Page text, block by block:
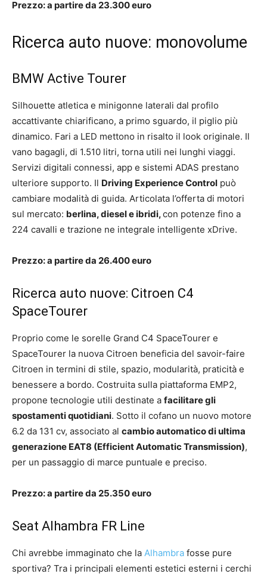
Prezzo: a partire da 23.300 euro
Ricerca auto nuove: monovolume
BMW Active Tourer
Silhouette atletica e minigonne laterali dal profilo
accattivante chiarificano, a primo sguardo, il piglio più
dinamico. Fari a LED mettono in risalto il look originale. Il
vano bagagli, di 1.510 litri, torna utili nei lunghi viaggi.
Servizi digitali connessi, app e sistemi ADAS prestano
ulteriore supporto. Il Driving Experience Control può
cambiare modalità di guida. Articolata l’offerta di motori
sul mercato: berlina, diesel e ibridi,con potenze fino a
224 cavalli e trazione ne integrale intelligente xDrive.
Prezzo: a partire da 26.400 euro
Ricerca auto nuove: Citroen C4
SpaceTourer
Proprio come le sorelle Grand C4 SpaceTourer e
SpaceTourer la nuova Citroen beneficia del savoir-faire
Citroen in termini di stile, spazio, modularità, praticità e
benessere a bordo. Costruita sulla piattaforma EMP2,
propone tecnologie utili destinate a facilitare gli
spostamenti quotidiani. Sotto il cofano un nuovo motore
6.2 da 131 cv, associato al cambio automatico di ultima
generazione EAT8 (Efficient Automatic Transmission),
per un passaggio di marce puntuale e preciso.
Prezzo: a partire da 25.350 euro
Seat Alhambra FR Line
Chi avrebbe immaginato che la Alhambra fosse pure
sportiva? Tra i principali elementi estetici esterni i cerchi